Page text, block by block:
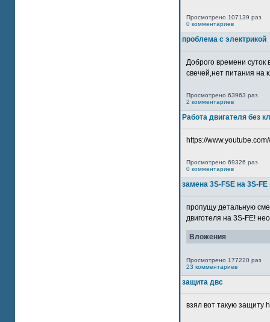
Просмотрено 107139 раз
0 комментариев
проблема с электрикой
Доброго времени суток
свечей,нет питания на
Просмотрено 63963 раз
2 комментариев
Работа двигателя без
https://
Просмотрено 69326 раз
0 комментариев
замена 3S-FSE на 3S-FE
пропущу детальную
двиготеля на 3S-FE!
Вложения
Просмотрено 177220 раз
23 комментариев
защита двс
взял вот такую защиту